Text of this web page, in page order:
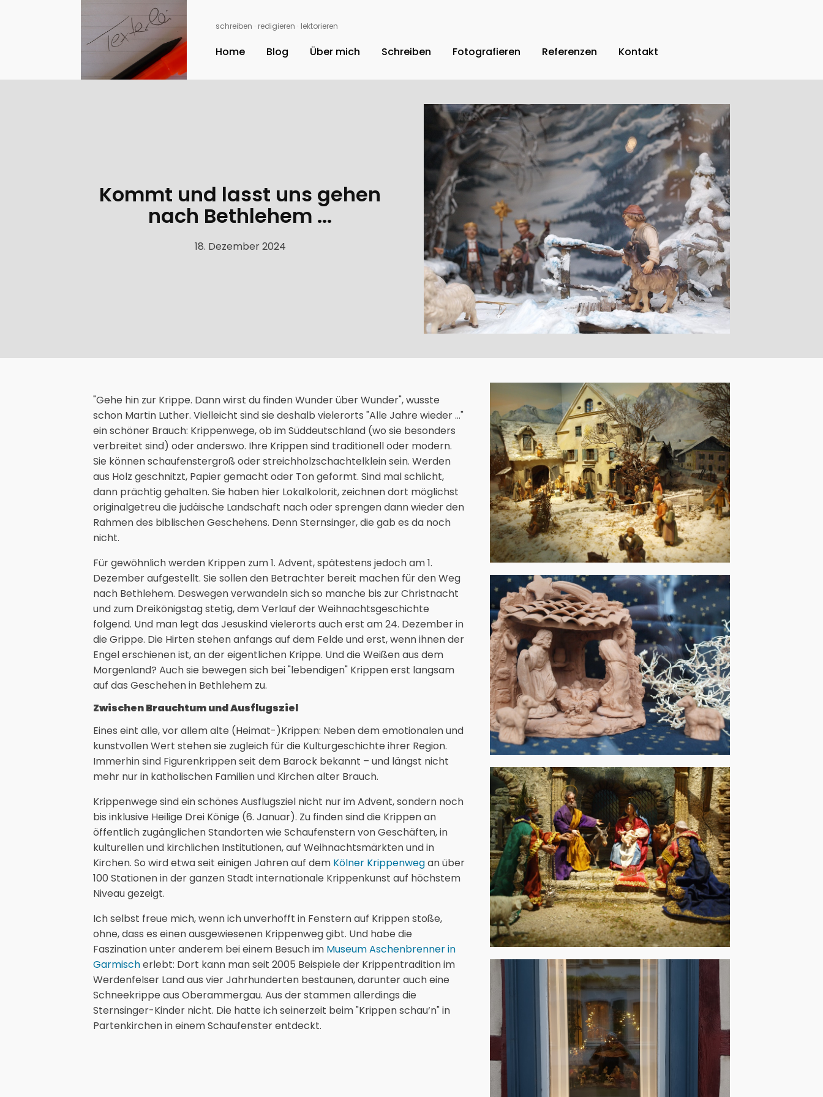
schreiben ∙ redigieren ∙ lektorieren
Home Blog Über mich Schreiben Fotografieren Referenzen Kontakt
Kommt und lasst uns gehen
nach Bethlehem ...
18. Dezember 2024
"Gehe hin zur Krippe. Dann wirst du finden Wunder über Wunder", wusste
schon Martin Luther. Vielleicht sind sie deshalb vielerorts "Alle Jahre wieder …"
ein schöner Brauch: Krippenwege, ob im Süddeutschland (wo sie besonders
verbreitet sind) oder anderswo. Ihre Krippen sind traditionell oder modern.
Sie können schaufenstergroß oder streichholzschachtelklein sein. Werden
aus Holz geschnitzt, Papier gemacht oder Ton geformt. Sind mal schlicht,
dann prächtig gehalten. Sie haben hier Lokalkolorit, zeichnen dort möglichst
originalgetreu die judäische Landschaft nach oder sprengen dann wieder den
Rahmen des biblischen Geschehens. Denn Sternsinger, die gab es da noch
nicht.
Für gewöhnlich werden Krippen zum 1. Advent, spätestens jedoch am 1.
Dezember aufgestellt. Sie sollen den Betrachter bereit machen für den Weg
nach Bethlehem. Deswegen verwandeln sich so manche bis zur Christnacht
und zum Dreikönigstag stetig, dem Verlauf der Weihnachtsgeschichte
folgend. Und man legt das Jesuskind vielerorts auch erst am 24. Dezember in
die Grippe. Die Hirten stehen anfangs auf dem Felde und erst, wenn ihnen der
Engel erschienen ist, an der eigentlichen Krippe. Und die Weißen aus dem
Morgenland? Auch sie bewegen sich bei "lebendigen" Krippen erst langsam
auf das Geschehen in Bethlehem zu.
Zwischen Brauchtum und Ausflugsziel
Eines eint alle, vor allem alte (Heimat-)Krippen: Neben dem emotionalen und
kunstvollen Wert stehen sie zugleich für die Kulturgeschichte ihrer Region.
Immerhin sind Figurenkrippen seit dem Barock bekannt – und längst nicht
mehr nur in katholischen Familien und Kirchen alter Brauch.
Krippenwege sind ein schönes Ausflugsziel nicht nur im Advent, sondern noch
bis inklusive Heilige Drei Könige (6. Januar). Zu finden sind die Krippen an
öffentlich zugänglichen Standorten wie Schaufenstern von Geschäften, in
kulturellen und kirchlichen Institutionen, auf Weihnachtsmärkten und in
Kirchen. So wird etwa seit einigen Jahren auf dem Kölner Krippenwegan über
100 Stationen in der ganzen Stadt internationale Krippenkunst auf höchstem
Niveau gezeigt.
Ich selbst freue mich, wenn ich unverhofft in Fenstern auf Krippen stoße,
ohne, dass es einen ausgewiesenen Krippenweg gibt. Und habe die
Faszination unter anderem bei einem Besuch im Museum Aschenbrenner in
Garmischerlebt: Dort kann man seit 2005 Beispiele der Krippentradition im
Werdenfelser Land aus vier Jahrhunderten bestaunen, darunter auch eine
Schneekrippe aus Oberammergau. Aus der stammen allerdings die
Sternsinger-Kinder nicht. Die hatte ich seinerzeit beim "Krippen schau‘n" in
Partenkirchen in einem Schaufenster entdeckt.